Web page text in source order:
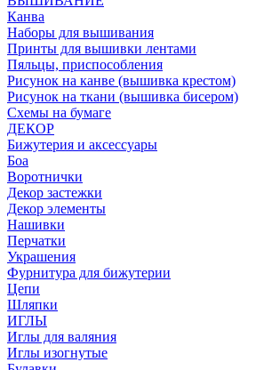
Канва
Наборы для вышивания
Принты для вышивки лентами
Пяльцы, приспособления
Рисунок на канве (вышивка крестом)
Рисунок на ткани (вышивка бисером)
Схемы на бумаге
ДЕКОР
Бижутерия и аксессуары
Боа
Воротнички
Декор застежки
Декор элементы
Нашивки
Перчатки
Украшения
Фурнитура для бижутерии
Цепи
Шляпки
ИГЛЫ
Иглы для валяния
Иглы изогнутые